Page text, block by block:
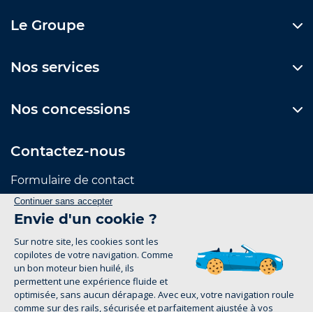
Le Groupe
Nos services
Nos concessions
Contactez-nous
Formulaire de contact
Suivez-nous
Mentions Légales
Politique de confidentialité
groupe-legrand.fr 2026